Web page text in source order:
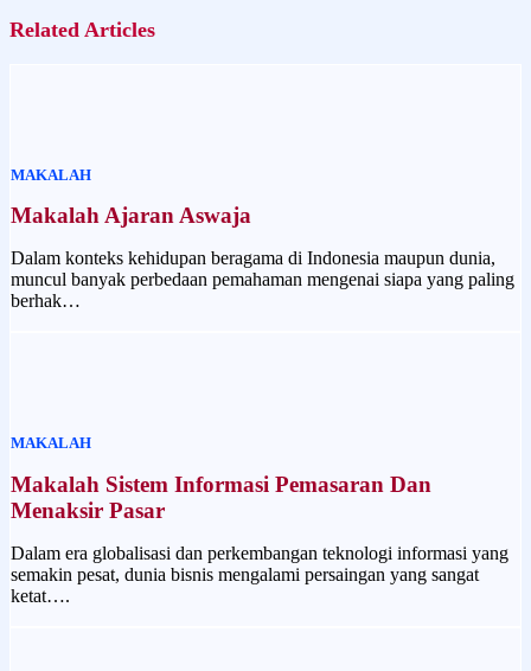
Related Articles
MAKALAH
Makalah Ajaran Aswaja
Dalam konteks kehidupan beragama di Indonesia maupun dunia,
muncul banyak perbedaan pemahaman mengenai siapa yang paling
berhak…
MAKALAH
Makalah Sistem Informasi Pemasaran Dan
Menaksir Pasar
Dalam era globalisasi dan perkembangan teknologi informasi yang
semakin pesat, dunia bisnis mengalami persaingan yang sangat
ketat….